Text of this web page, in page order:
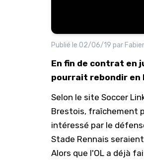
Publié le 02/06/19 par
En fin de contrat en
pourrait rebondir en
Selon le site Soccer
Brestois, fraîchement
intéressé par le
Stade Rennais
Alors que l'OL a déjà